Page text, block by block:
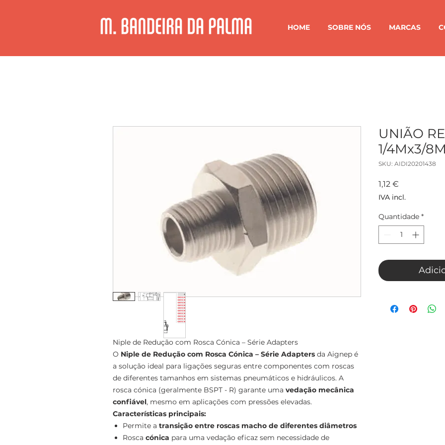
HOME SOBRE NÓS MARCAS
Niple de Redução com Rosca Cónica – Série Adapters
O Niple de Redução com Rosca Cónica – Série Adapters da Aignep é
a solução ideal para ligações seguras entre componentes com roscas
de diferentes tamanhos em sistemas pneumáticos e hidráulicos. A
rosca cónica (geralmente BSPT - R) garante uma vedação mecânica
confiável, mesmo em aplicações com pressões elevadas.
Características principais:
Permite a transição entre roscas macho de diferentes diâmetros
Rosca cónica para uma vedação eficaz sem necessidade de
UNIÃO
1/4Mx3/
SKU: AIDI20201438
1,12 €
IVA incl.
Quantidade *